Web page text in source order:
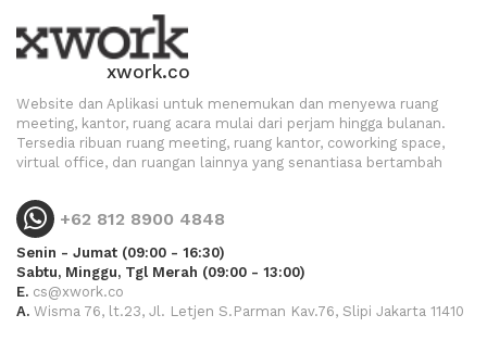
xwork.co
Website dan Aplikasi untuk menemukan dan menyewa ruang
meeting, kantor, ruang acara mulai dari perjam hingga bulanan.
Tersedia ribuan ruang meeting, ruang kantor, coworking space,
virtual office, dan ruangan lainnya yang senantiasa bertambah
+62 812 8900 4848
Senin - Jumat (09:00 - 16:30)
Sabtu, Minggu, Tgl Merah (09:00 - 13:00)
E. cs@xwork.co
A. Wisma 76, lt.23, Jl. Letjen S.Parman Kav.76, Slipi Jakarta 11410